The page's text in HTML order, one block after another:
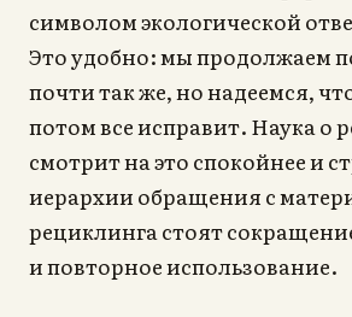
символом экологической
Это удобно: мы продолжаем
почти так же, но надеемся,
потом все исправит. Наука о
смотрит на это спокойнее и
иерархии обращения с
рециклинга стоят
и повторное использование.